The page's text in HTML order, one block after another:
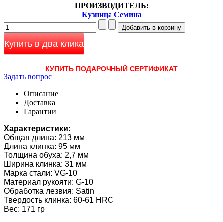
ПРОИЗВОДИТЕЛЬ:
Кузница Семина
Купить в два клика
КУПИТЬ ПОДАРОЧНЫЙ СЕРТИФИКАТ
Задать вопрос
Описание
Доставка
Гарантии
Характеристики:
Общая длина: 213 мм
Длина клинка: 95 мм
Толщина обуха: 2,7 мм
Ширина клинка: 31 мм
Марка стали: VG-10
Материал рукояти: G-10
Обработка лезвия: Satin
Твердость клинка: 60-61 HRC
Вес: 171 гр